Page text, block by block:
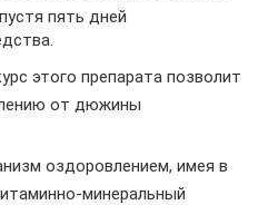
пять дней
этого препарата позволит
от дюжины
оздоровлением, имея в
минеральный